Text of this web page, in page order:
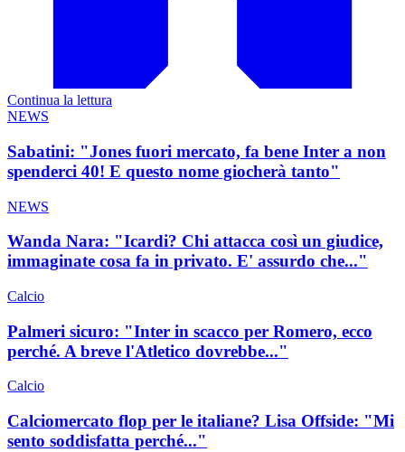
Continua la lettura
NEWS
Sabatini: "Jones fuori mercato, fa bene Inter a non
spenderci 40! E questo nome giocherà tanto"
NEWS
Wanda Nara: "Icardi? Chi attacca così un giudice,
immaginate cosa fa in privato. E' assurdo che..."
Calcio
Palmeri sicuro: "Inter in scacco per Romero, ecco
perché. A breve l'Atletico dovrebbe..."
Calcio
Calciomercato flop per le italiane? Lisa Offside: "Mi
sento soddisfatta perché..."